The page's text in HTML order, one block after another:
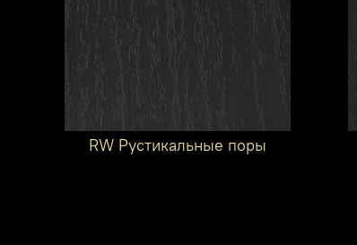
RW Рустикальные поры